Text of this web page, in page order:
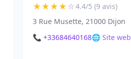
★★★★☆4.4/5 (9 avis)
3 Rue Musette, 21000 Dijon
📞 +33684640168🌐 Site web